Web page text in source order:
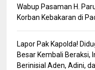
Wabup Pasaman H.
Korban Kebakaran di
Lapor Pak Kapolda!
Besar Kembali Beraksi,
Berinisial Aden, Adini,